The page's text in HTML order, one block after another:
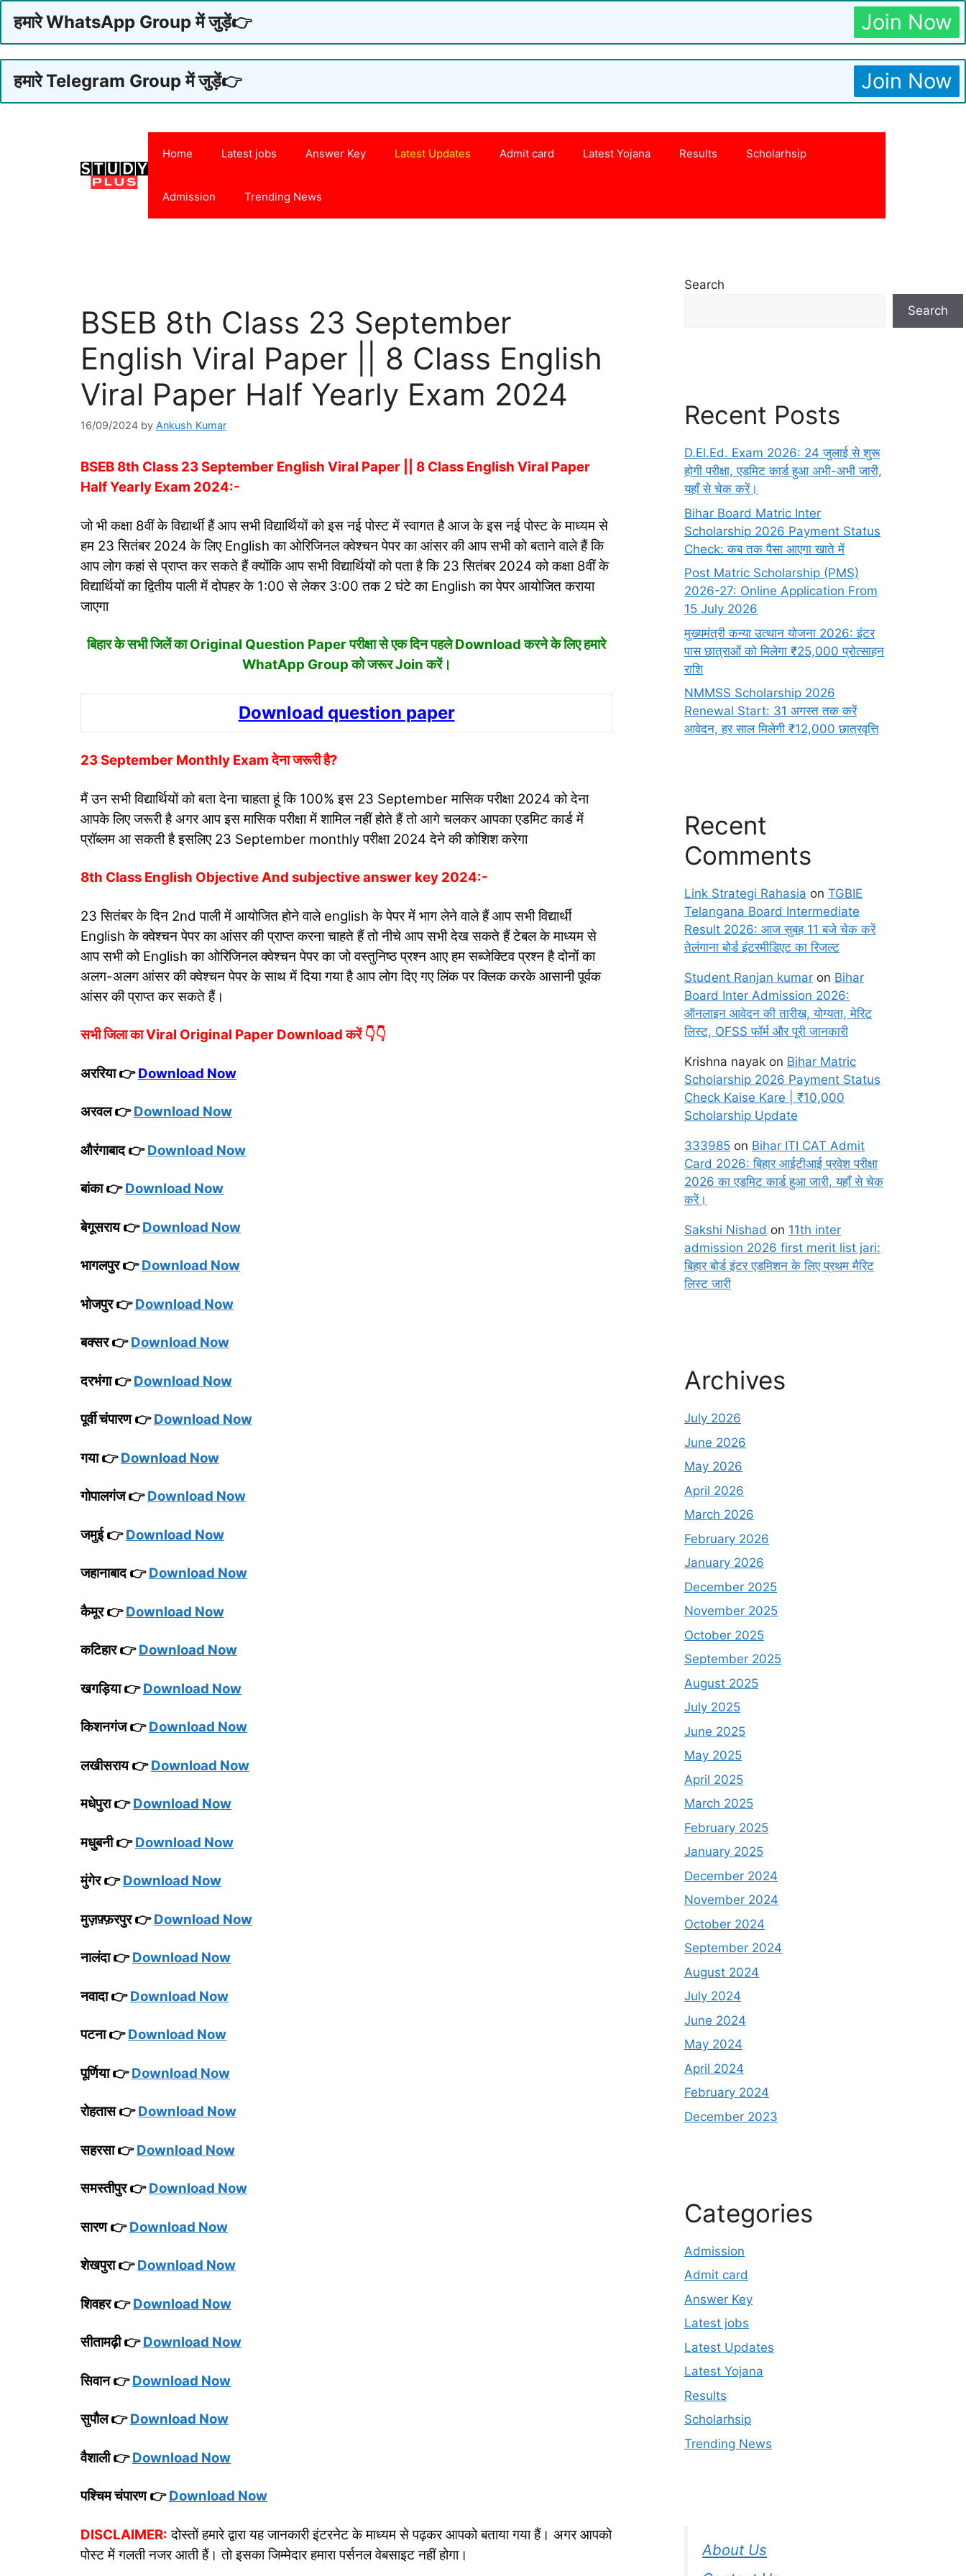
हमारे WhatsApp Group में जुड़ें👉 Join Now
हमारे Telegram Group में जुड़ें👉 Join Now
Home Latest jobs Answer Key Latest Updates Admit card Latest Yojana Results Scholarhsip
Admission Trending News
BSEB 8th Class 23 September
English Viral Paper || 8 Class English
Viral Paper Half Yearly Exam 2024
16/09/2024 by Ankush Kumar
BSEB 8th Class 23 September English Viral Paper || 8 Class English Viral Paper
Half Yearly Exam 2024:-
जो भी कक्षा 8वीं के विद्यार्थी हैं आप सभी विद्यार्थियों को इस नई पोस्ट में स्वागत है आज के इस नई पोस्ट के माध्यम से
हम 23 सितंबर 2024 के लिए English का ओरिजिनल क्वेश्चन पेपर का आंसर की आप सभी को बताने वाले हैं कि
आप लोग कहां से प्राप्त कर सकते हैं क्योंकि आप सभी विद्यार्थियों को पता है कि 23 सितंबर 2024 को कक्षा 8वीं के
विद्यार्थियों का द्वितीय पाली में दोपहर के 1:00 से लेकर 3:00 तक 2 घंटे का English का पेपर आयोजित कराया
जाएगा
बिहार के सभी जिलें का Original Question Paper परीक्षा से एक दिन पहले Download करने के लिए हमारे
WhatApp Group को जरूर Join करें।
Download question paper
23 September Monthly Exam देना जरूरी है?
मैं उन सभी विद्यार्थियों को बता देना चाहता हूं कि 100% इस 23 September मासिक परीक्षा 2024 को देना
आपके लिए जरूरी है अगर आप इस मासिक परीक्षा में शामिल नहीं होते हैं तो आगे चलकर आपका एडमिट कार्ड में
प्रॉब्लम आ सकती है इसलिए 23 September monthly परीक्षा 2024 देने की कोशिश करेगा
8th Class English Objective And subjective answer key 2024:-
23 सितंबर के दिन 2nd पाली में आयोजित होने वाले english के पेपर में भाग लेने वाले हैं आप सभी विद्यार्थी
English के क्वेश्चन पेपर का आंसर की प्राप्त करना चाहते हैं तो नीचे आप सभी देख सकते हैं टेबल के माध्यम से
आप सभी को English का ओरिजिनल क्वेश्चन पेपर का जो वस्तुनिष्ठ प्रश्न आए हम सब्जेक्टिव प्रश्न है दोनों का
अलग-अलग आंसर की क्वेश्चन पेपर के साथ में दिया गया है आप लोग दिए गए लिंक पर क्लिक करके आसानी पूर्वक
आंसर की प्राप्त कर सकते हैं।
सभी जिला का Viral Original Paper Download करें 👇👇
अररिया 👉Download Now
अरवल 👉Download Now
औरंगाबाद 👉Download Now
बांका 👉Download Now
बेगूसराय 👉Download Now
भागलपुर 👉Download Now
भोजपुर 👉Download Now
बक्सर 👉Download Now
दरभंगा 👉Download Now
पूर्वी चंपारण 👉Download Now
गया 👉Download Now
गोपालगंज 👉Download Now
जमुई 👉Download Now
जहानाबाद 👉Download Now
कैमूर 👉Download Now
कटिहार 👉Download Now
खगड़िया 👉Download Now
किशनगंज 👉Download Now
लखीसराय 👉Download Now
मधेपुरा 👉Download Now
मधुबनी 👉Download Now
मुंगेर 👉Download Now
मुज़फ़्फ़रपुर 👉Download Now
नालंदा 👉Download Now
नवादा 👉Download Now
पटना 👉Download Now
पूर्णिया 👉Download Now
रोहतास 👉Download Now
सहरसा 👉Download Now
समस्तीपुर 👉Download Now
सारण 👉Download Now
शेखपुरा 👉Download Now
शिवहर 👉Download Now
सीतामढ़ी 👉Download Now
सिवान 👉Download Now
सुपौल 👉Download Now
वैशाली 👉Download Now
पश्चिम चंपारण 👉Download Now
DISCLAIMER: दोस्तों हमारे द्वारा यह जानकारी इंटरनेट के माध्यम से पढ़कर आपको बताया गया हैं। अगर आपको
पोस्ट में गलती नजर आती हैं। तो इसका जिम्मेदार हमारा पर्सनल वेबसाइट नहीं होगा।
Search
Search
Recent Posts
D.El.Ed. Exam 2026: 24 जुलाई से शुरू
होगी परीक्षा, एडमिट कार्ड हुआ अभी-अभी जारी,
यहाँ से चेक करें।
Bihar Board Matric Inter
Scholarship 2026 Payment Status
Check: कब तक पैसा आएगा खाते में
Post Matric Scholarship (PMS)
2026-27: Online Application From
15 July 2026
मुख्यमंत्री कन्या उत्थान योजना 2026: इंटर
पास छात्राओं को मिलेगा ₹25,000 प्रोत्साहन
राशि
NMMSS Scholarship 2026
Renewal Start: 31 अगस्त तक करें
आवेदन, हर साल मिलेगी ₹12,000 छात्रवृत्ति
Recent
Comments
Link Strategi Rahasia on TGBIE
Telangana Board Intermediate
Result 2026: आज सुबह 11 बजे चेक करें
तेलंगाना बोर्ड इंटरमीडिएट का रिजल्ट
Student Ranjan kumar on Bihar
Board Inter Admission 2026:
ऑनलाइन आवेदन की तारीख, योग्यता, मेरिट
लिस्ट, OFSS फॉर्म और पूरी जानकारी
Krishna nayak on Bihar Matric
Scholarship 2026 Payment Status
Check Kaise Kare | ₹10,000
Scholarship Update
333985 on Bihar ITI CAT Admit
Card 2026: बिहार आईटीआई प्रवेश परीक्षा
2026 का एडमिट कार्ड हुआ जारी, यहाँ से चेक
करें।
Sakshi Nishad on 11th inter
admission 2026 first merit list jari:
बिहार बोर्ड इंटर एडमिशन के लिए प्रथम मैरिट
लिस्ट जारी
Archives
July 2026
June 2026
May 2026
April 2026
March 2026
February 2026
January 2026
December 2025
November 2025
October 2025
September 2025
August 2025
July 2025
June 2025
May 2025
April 2025
March 2025
February 2025
January 2025
December 2024
November 2024
October 2024
September 2024
August 2024
July 2024
June 2024
May 2024
April 2024
February 2024
December 2023
Categories
Admission
Admit card
Answer Key
Latest jobs
Latest Updates
Latest Yojana
Results
Scholarhsip
Trending News
About Us